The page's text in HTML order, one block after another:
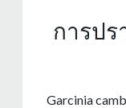
การป
Garcinia